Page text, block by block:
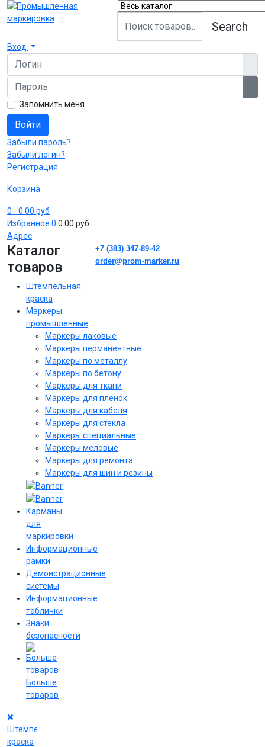
Search
Вход
Логин
Пароль
Запомнить меня
Войти
Забыли пароль?
Забыли логин?
Регистрация
Корзина
0 - 0.00 руб
Избранное 0 0.00 руб
Адрес
Каталог
товаров
Штемпельная
краска
Маркеры
промышленные
Маркеры лаковые
Маркеры перманентные
Маркеры по металлу
Маркеры по бетону
Маркеры для ткани
Маркеры для плёнок
Маркеры для кабеля
Маркеры для стекла
Маркеры специальные
Маркеры меловые
Маркеры для ремонта
Маркеры для шин и резины
Карманы
для
маркировки
Информационные
рамки
Демонстрационные
системы
Информационные
таблички
Знаки
безопасности
Больше
товаров
Штемпельная
краска
+7 (383) 347-89-42
order@prom-marker.ru